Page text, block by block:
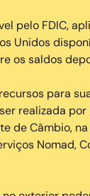
pelo FDIC,
Unidos
os saldos
para
realizada por
de Câmbio,
Nomad,